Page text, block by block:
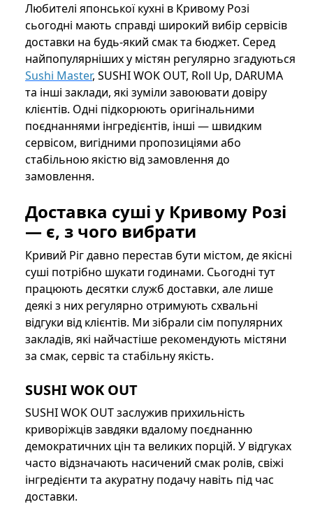
Любителі японської кухні в Кривому Розі
сьогодні мають справді широкий вибір сервісів
доставки на будь-який смак та бюджет. Серед
найпопулярніших у містян регулярно згадуються
Sushi Master, SUSHI WOK OUT, Roll Up, DARUMA
та інші заклади, які зуміли завоювати довіру
клієнтів. Одні підкорюють оригінальними
поєднаннями інгредієнтів, інші — швидким
сервісом, вигідними пропозиціями або
стабільною якістю від замовлення до
замовлення.
Доставка суші у Кривому Розі
— є, з чого вибрати
Кривий Ріг давно перестав бути містом, де якісні
суші потрібно шукати годинами. Сьогодні тут
працюють десятки служб доставки, але лише
деякі з них регулярно отримують схвальні
відгуки від клієнтів. Ми зібрали сім популярних
закладів, які найчастіше рекомендують містяни
за смак, сервіс та стабільну якість.
SUSHI WOK OUT
SUSHI WOK OUT заслужив прихильність
криворіжців завдяки вдалому поєднанню
демократичних цін та великих порцій. У відгуках
часто відзначають насичений смак ролів, свіжі
інгредієнти та акуратну подачу навіть під час
доставки.